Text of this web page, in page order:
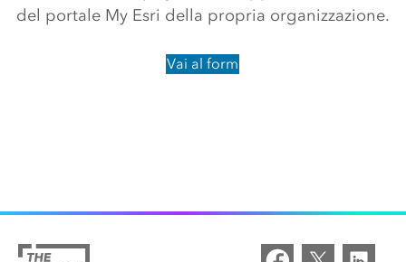
del portale My Esri della propria organizzazione.
Vai al form